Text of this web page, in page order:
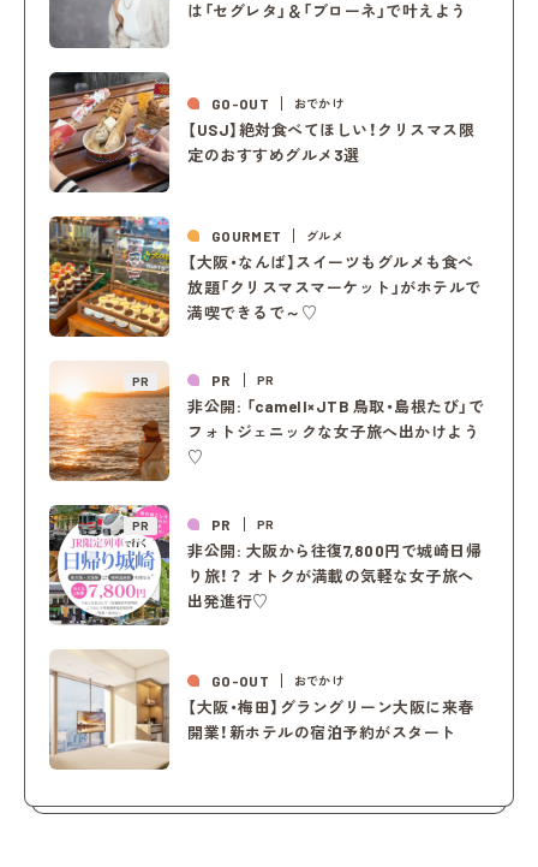
は「セグレタ」＆「ブローネ」で叶えよう
GO-OUT おでかけ
【USJ】絶対食べてほしい！クリスマス限
定のおすすめグルメ3選
GOURMET グルメ
【大阪・なんば】スイーツもグルメも食べ
放題「クリスマスマーケット」がホテルで
満喫できるで～♡
PR PR PR
非公開: 「camell×JTB 鳥取・島根たび」で
フォトジェニックな女子旅へ出かけよう
♡
PR PR PR
非公開: 大阪から往復7,800円で城崎日帰
り旅！？ オトクが満載の気軽な女子旅へ
出発進行♡
GO-OUT おでかけ
【大阪・梅田】グラングリーン大阪に来春
開業！新ホテルの宿泊予約がスタート